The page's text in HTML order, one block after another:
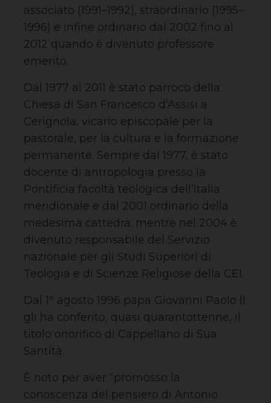
associato (1991–1992), straordinario (1995–
1996) e infine ordinario dal 2002 fino al
2012 quando è divenuto professore
emerito.
Dal 1977 al 2011 è stato parroco della
Chiesa di San Francesco d’Assisi a
Cerignola, vicario episcopale per la
pastorale, per la cultura e la formazione
permanente. Sempre dal 1977, è stato
docente di antropologia presso la
Pontificia facoltà teologica dell’Italia
meridionale e dal 2001 ordinario della
medesima cattedra; mentre nel 2004 è
divenuto responsabile del Servizio
nazionale per gli Studi Superiori di
Teologia e di Scienze Religiose della CEI.
Dal 1º agosto 1996 papa Giovanni Paolo II
gli ha conferito, quasi quarantottenne, il
titolo onorifico di Cappellano di Sua
Santità.
È noto per aver “promosso la
conoscenza del pensiero di Antonio